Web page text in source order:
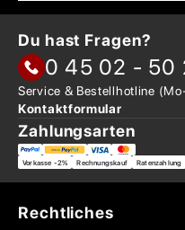
Du hast Fragen?
0 45 02 - 50
Service & Bestellhotline
Kontaktformular
Zahlungsarten
Vorkasse -2% Rechnungskauf Ratenzahlung
Rechtliches